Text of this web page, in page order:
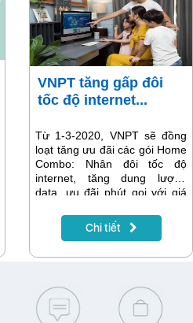
VNPT tăng gấp đôi
tốc độ internet...
Từ 1-3-2020, VNPT sẽ đồng
loạt tăng ưu đãi các gói Home
Combo: Nhân đôi tốc độ
internet, tăng dung lượng
data, ưu đãi phút gọi với giá
Chi tiết